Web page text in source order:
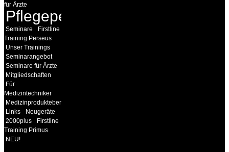
für Ärzte
Pflegepersonal
Seminare
Firstline
Training Perseus
Unser Trainings
Seminarangebot
Seminare für Ärzte
Mitgliedschaften
Für
Medizintechniker
Medizinprodukteberater
Links
Neugeräte
2000plus
Firstline
Training Primus
NEU!